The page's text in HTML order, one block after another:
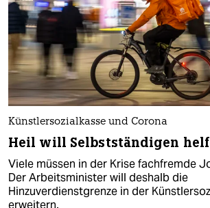
Künstlersozialkasse und Corona
Heil will Selbstständigen
Viele müssen in der Krise fachfremde
Der Arbeitsminister will deshalb die
Hinzuverdienstgrenze in der
erweitern.